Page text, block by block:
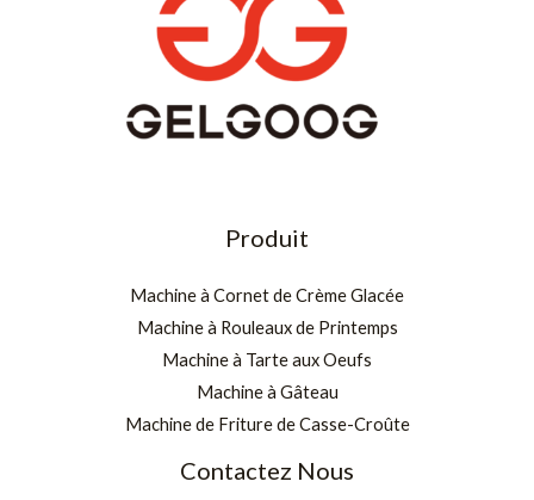
Produit
Machine à Cornet de Crème Glacée
Machine à Rouleaux de Printemps
Machine à Tarte aux Oeufs
Machine à Gâteau
Machine de Friture de Casse-Croûte
Contactez Nous